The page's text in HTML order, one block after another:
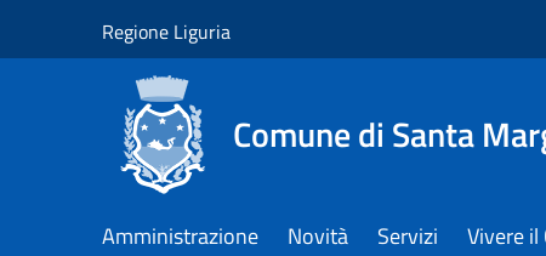
Regione Liguria
Comune di Santa
Amministrazione Novità Servizi Vivere